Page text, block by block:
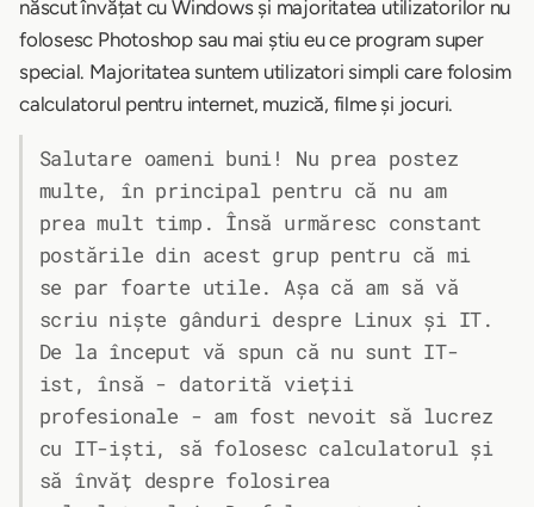
născut învățat cu Windows și majoritatea utilizatorilor nu
folosesc Photoshop sau mai știu eu ce program super
special. Majoritatea suntem utilizatori simpli care folosim
calculatorul pentru internet, muzică, filme și jocuri.
Salutare oameni buni! Nu prea postez
multe, în principal pentru că nu am
prea mult timp. Însă urmăresc constant
postările din acest grup pentru că mi
se par foarte utile. Așa că am să vă
scriu niște gânduri despre Linux și IT.
De la început vă spun că nu sunt IT-
ist, însă - datorită vieții
profesionale - am fost nevoit să lucrez
cu IT-iști, să folosesc calculatorul și
să învăț despre folosirea